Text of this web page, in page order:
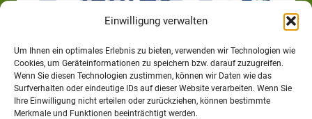
Einwilligung verwalten
Um Ihnen ein optimales Erlebnis zu bieten, verwenden wir Technologien wie
Cookies, um Geräteinformationen zu speichern bzw. darauf zuzugreifen.
Wenn Sie diesen Technologien zustimmen, können wir Daten wie das
Surfverhalten oder eindeutige IDs auf dieser Website verarbeiten. Wenn Sie
Ihre Einwilligung nicht erteilen oder zurückziehen, können bestimmte
Merkmale und Funktionen beeinträchtigt werden.